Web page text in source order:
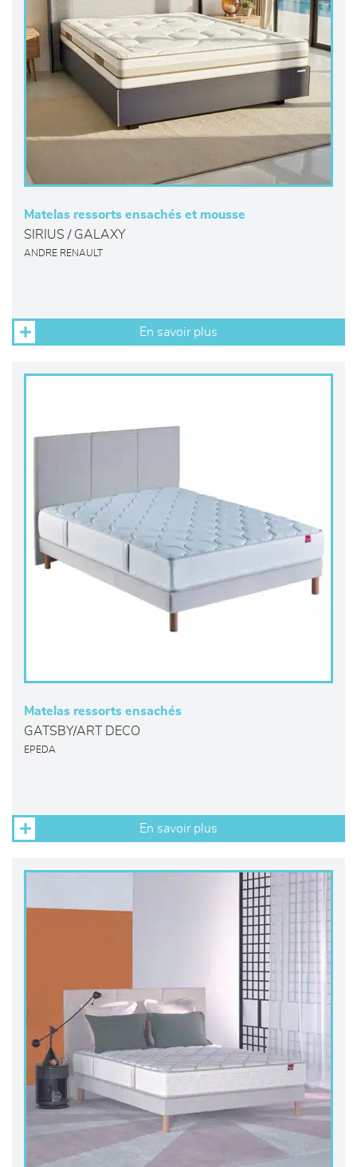
Matelas ressorts ensachés et mousse
SIRIUS / GALAXY
ANDRE RENAULT
En savoir plus
Matelas ressorts ensachés
GATSBY/ART DECO
EPEDA
En savoir plus